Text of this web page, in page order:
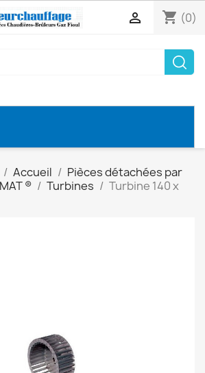
shopping_cart (0)

Accueil
Pièces détachées par
® Turbines
Turbine 140 x